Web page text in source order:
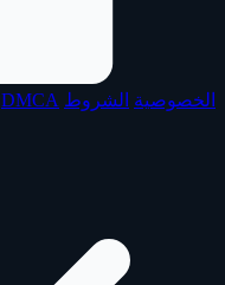
الخصوصية الشروط DMCA